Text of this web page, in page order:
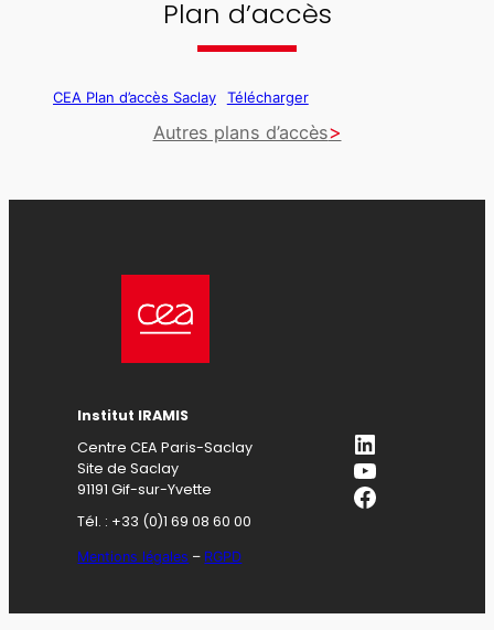
Plan d’accès
CEA Plan d’accès Saclay Télécharger
Autres plans d’accès
Institut IRAMIS
Centre CEA Paris-Saclay
Site de Saclay
91191 Gif-sur-Yvette
Tél. : +33 (0)1 69 08 60 00
Mentions légales – RGPD
LinkedIn
YouTube
Facebook